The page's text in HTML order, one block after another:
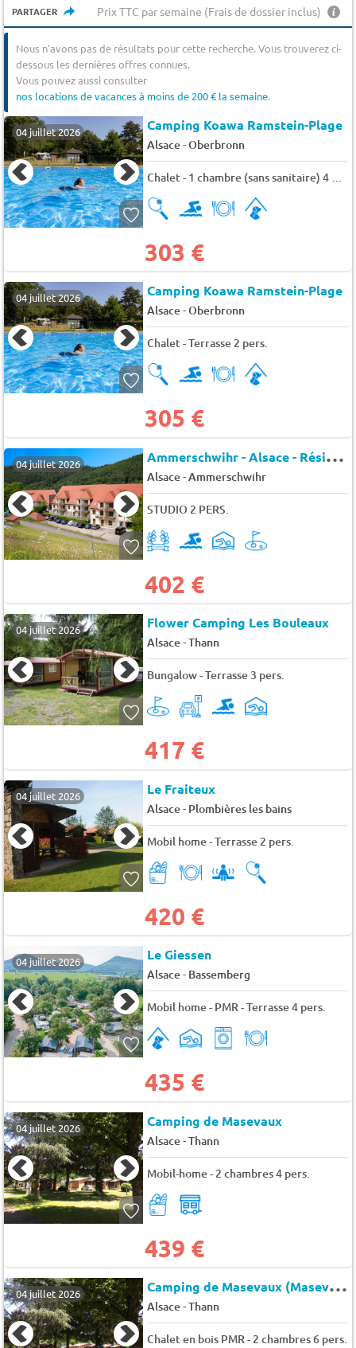
PARTAGER Prix TTC par semaine (Frais de dossier inclus)
Nous n'avons pas de résultats pour cette recherche. Vous trouverez ci-
dessous les dernières offres connues.
Vous pouvez aussi consulter
nos locations de vacances à moins de 200 € la semaine.
04 juillet 2026 Camping Koawa Ramstein-Plage
Alsace-Oberbronn
303 €
04 juillet 2026 Camping Koawa Ramstein-Plage
Alsace-Oberbronn
Chalet - Terrasse 2 pers.
305 €
04 juillet 2026 A
mmerschwihr - Alsace - Résidence Le Domaine du Golf
Alsace-Ammerschwihr
STUDIO 2 PERS.
402 €
04 juillet 2026 Flower Camping Les Bouleaux
Alsace-Thann
Bungalow - Terrasse 3 pers.
417 €
04 juillet 2026 Le Fraiteux
Alsace- Plombières les bains
Mobil home - Terrasse 2 pers.
420 €
04 juillet 2026 Le Giessen
Alsace- Bassemberg
Mobil home - PMR - Terrasse 4 pers.
435 €
04 juillet 2026 Camping de Masevaux
Alsace-Thann
Mobil-home - 2 chambres 4 pers.
439 €
04 juillet 2026 C
amping de Masevaux (Masevaux à 12km)
Alsace-Thann
Chalet en bois PMR - 2 chambres 6 pers.